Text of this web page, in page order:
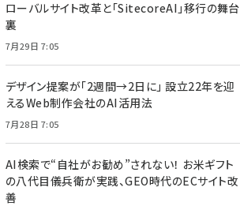
ローバルサイト改革と「SitecoreAI」移行の舞台
裏
7月29日 7:05
デザイン提案が「2週間→2日に」 設立22年を迎
えるWeb制作会社のAI活用法
7月28日 7:05
AI検索で“自社がお勧め”されない！ お米ギフト
の八代目儀兵衛が実践、GEO時代のECサイト改
善